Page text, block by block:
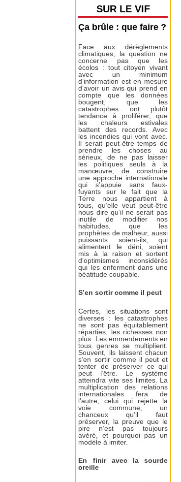
SUR LE VIF
Ça brûle : que faire ?
Face aux dérèglements
climatiques, la question ne
concerne pas que les
écolos : tout citoyen vivant
avec un minimum
d’information est en mesure
d’avoir un avis qui prend en
compte que les données
bougent, que les
catastrophes ont plutôt
tendance à proliférer, que
les chaleurs estivales
battent des records. Avec
les incendies qui vont avec.
Il serait peut-être temps de
prendre les choses au
sérieux, de ne pas laisser
les politiques seuls à la
manœuvre, de construire
une approche internationale
qui s’appuie sans faux-
fuyants sur le fait que la
Terre nous appartient à
tous, qu’elle veut peut-être
nous dire qu’il ne serait pas
inutile de modifier nos
habitudes, que les
prophètes de malheur, aussi
puissants soient-ils, qui
alimentent le déni, soient
mis à la raison et sortent
d’optimismes inconsidérés
qui les enferment dans une
béatitude coupable.
S’en sortir comme il peut
Certes, les situations sont
diverses : les catastrophes
ne sont pas équitablement
réparties, les richesses non
plus. Les emmerdements en
tous genres se multiplient.
Souvent, ils laissent chacun
s’en sortir comme il peut et
tenter de préserver ce qui
peut l’être. Le système
atteindra vite ses limites. La
multiplication des relations
internationales fera de
l’autre, celui qui rejette la
voie commune, un
chanceux qu’il faut
préserver, la preuve que le
pire n’est pas toujours
avéré, et pourquoi pas un
modèle à imiter.
En finir avec la sourde
oreille